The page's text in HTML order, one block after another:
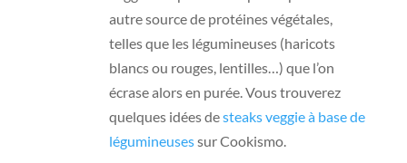
autre source de protéines végétales,
telles que les légumineuses (haricots
blancs ou rouges, lentilles…) que l’on
écrase alors en purée. Vous trouverez
quelques idées desteaks veggie à base de
légumineusessur Cookismo.